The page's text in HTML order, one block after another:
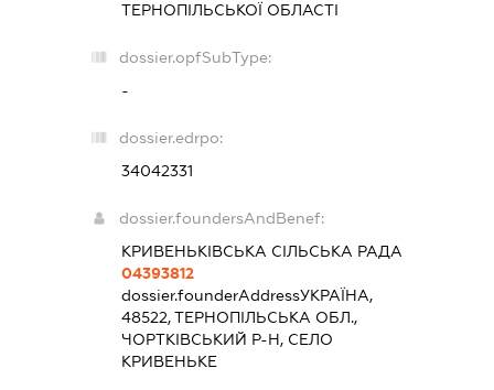
ТЕРНОПІЛЬСЬКОЇ ОБЛАСТІ
dossier.opfSubType:
-
dossier.edrpo:
34042331
dossier.foundersAndBenef:
КРИВЕНЬКІВСЬКА СІЛЬСЬКА РАДА
04393812
dossier.founderAddressУКРАЇНА,
48522, ТЕРНОПІЛЬСЬКА ОБЛ.,
ЧОРТКІВСЬКИЙ Р-Н, СЕЛО
КРИВЕНЬКЕ